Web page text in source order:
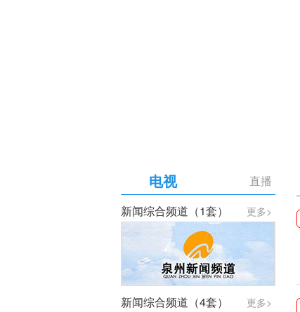
直播
电视
更多>
新闻综合频道（1套）
更多>
新闻综合频道（4套）